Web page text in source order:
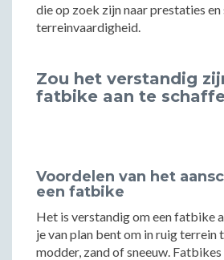
die op zoek zijn naar prestaties
terreinvaardigheid.
Zou het verstandig
fatbike aan te
Voordelen van het
een fatbike
Het is verstandig om een fatbike
je van plan bent om in ruig terrein
modder, zand of sneeuw.